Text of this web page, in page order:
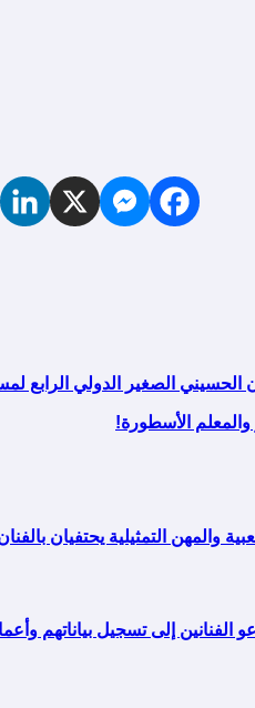
الصغير الدولي
الأسطورة!
والمهن التمثيلية يحتفيان
إلى تسجيل بياناتهم